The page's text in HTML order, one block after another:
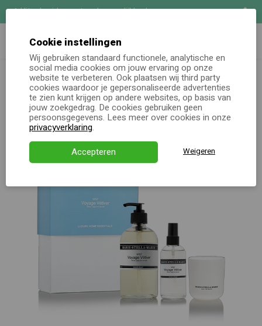
Uitgebreide maatwerk mogelijkheden
Online keuzecadeau
Kerstpakketten
Alle momenten
Verjaardagsservice
Direct bestellen
Zoeken
Marie-Stella-Maris Gift Set M Luxe Home Essentials -
Voyage Vétiver
Cookie instellingen
Wij gebruiken standaard functionele, analytische en
social media cookies om jouw ervaring op onze
website te verbeteren. Ook plaatsen wij third party
cookies waardoor je gepersonaliseerde advertenties
te zien kunt krijgen op andere websites, op basis van
jouw zoekgedrag. De cookies gebruiken geen
persoonsgegevens. Lees meer over cookies in onze
privacyverklaring.
Accepteren
Weigeren